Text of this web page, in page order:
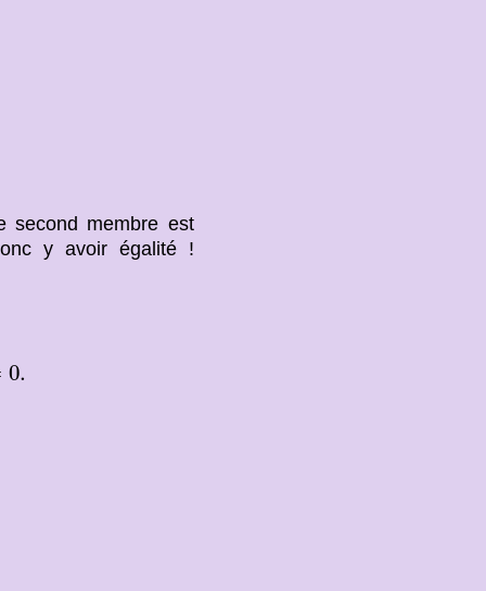
second membre est
y avoir égalité !
0.